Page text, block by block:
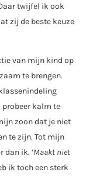
twijfel ik ook
zij de beste keuze
van mijn kind op
te brengen.
probeer kalm te
zoon dat je niet
te zijn. Tot mijn
dan ik. ‘Maakt niet
ik toch een sterk